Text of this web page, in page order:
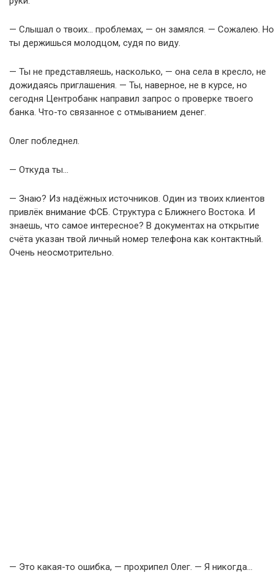
— Слышал о твоих… проблемах, — он замялся. — Сожалею. Но
ты держишься молодцом, судя по виду.
— Ты не представляешь, насколько, — она села в кресло, не
дожидаясь приглашения. — Ты, наверное, не в курсе, но
сегодня Центробанк направил запрос о проверке твоего
банка. Что-то связанное с отмыванием денег.
Олег побледнел.
— Откуда ты…
— Знаю? Из надёжных источников. Один из твоих клиентов
привлёк внимание ФСБ. Структура с Ближнего Востока. И
знаешь, что самое интересное? В документах на открытие
счёта указан твой личный номер телефона как контактный.
Очень неосмотрительно.
— Это какая-то ошибка, — прохрипел Олег. — Я никогда…